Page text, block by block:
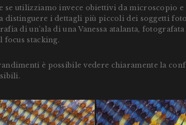
se utilizziamo invece obiettivi da microscopio
distinguere i dettagli più piccoli dei soggetti
di un’ala di una Vanessa atalanta,
focus stacking.
è possibile vedere chiaramente la